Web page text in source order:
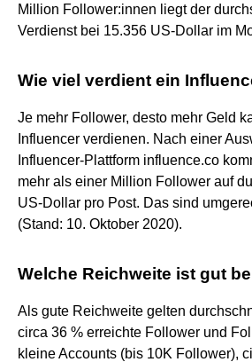
Million Follower:innen liegt der
Verdienst bei 15.356 US-Dollar im
Wie viel verdient ein
Je mehr Follower, desto mehr Geld
Influencer verdienen. Nach einer
Influencer-Plattform influence.co
mehr als einer Million Follower auf
US-Dollar pro Post. Das sind
(Stand: 10. Oktober 2020).
Welche Reichweite ist gut
Als gute Reichweite gelten
circa 36 % erreichte Follower und
kleine Accounts (bis 10K Follower),